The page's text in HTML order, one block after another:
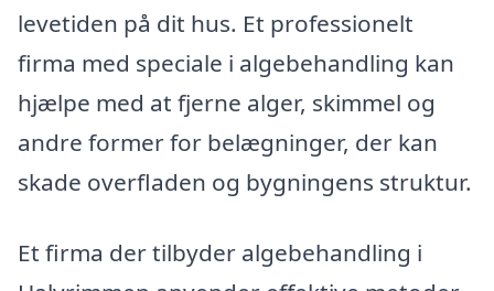
levetiden på dit hus. Et professionelt
firma med speciale i algebehandling kan
hjælpe med at fjerne alger, skimmel og
andre former for belægninger, der kan
skade overfladen og bygningens struktur.
Et firma der tilbyder algebehandling i